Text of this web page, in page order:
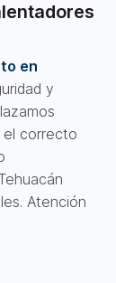
en
y
el correcto
Atención